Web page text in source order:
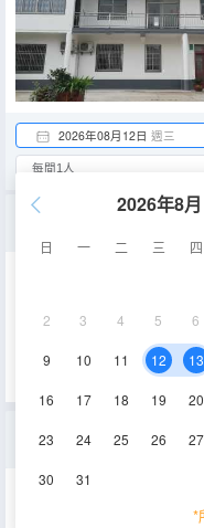
2026年08月12日 週三
2026年8月
日 一 二 三 四
2 3 4 5 6
9 10 11 12 13
16 17 18 19 20
23 24 25 26 27
30 31
*